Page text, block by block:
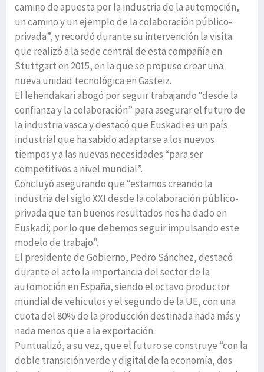
camino de apuesta por la industria de la automoción,
un camino y un ejemplo de la colaboración público-
privada”, y recordó durante su intervención la visita
que realizó a la sede central de esta compañía en
Stuttgart en 2015, en la que se propuso crear una
nueva unidad tecnológica en Gasteiz.
El lehendakari abogó por seguir trabajando “desde la
confianza y la colaboración” para asegurar el futuro de
la industria vasca y destacó que Euskadi es un país
industrial que ha sabido adaptarse a los nuevos
tiempos y a las nuevas necesidades “para ser
competitivos a nivel mundial”.
Concluyó asegurando que “estamos creando la
industria del siglo XXI desde la colaboración público-
privada que tan buenos resultados nos ha dado en
Euskadi; por lo que debemos seguir impulsando este
modelo de trabajo”.
El presidente de Gobierno, Pedro Sánchez, destacó
durante el acto la importancia del sector de la
automoción en España, siendo el octavo productor
mundial de vehículos y el segundo de la UE, con una
cuota del 80% de la producción destinada nada más y
nada menos que a la exportación.
Puntualizó, a su vez, que el futuro se construye “con la
doble transición verde y digital de la economía, dos